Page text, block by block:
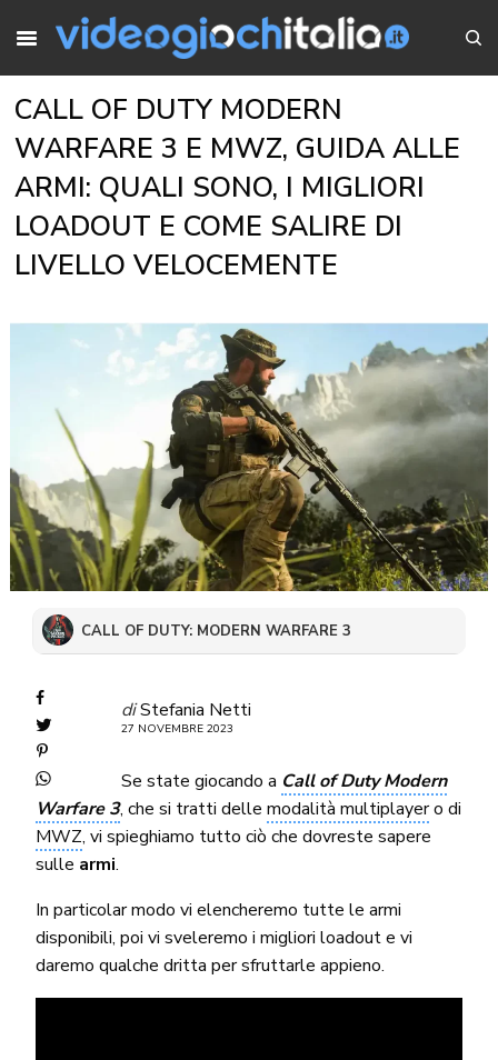
CALL OF DUTY MODERN
WARFARE 3 E MWZ, GUIDA ALLE
ARMI: QUALI SONO, I MIGLIORI
LOADOUT E COME SALIRE DI
LIVELLO VELOCEMENTE
CALL OF DUTY: MODERN WARFARE 3
diStefania Netti
27 NOVEMBRE 2023
Se state giocando a Call of Duty Modern
Warfare 3, che si tratti dellemodalità multiplayero di
MWZ, vi spieghiamo tutto ciò che dovreste sapere
sulle armi.
In particolar modo vi elencheremo tutte le armi
disponibili, poi vi sveleremo i migliori loadout e vi
daremo qualche dritta per sfruttarle appieno.